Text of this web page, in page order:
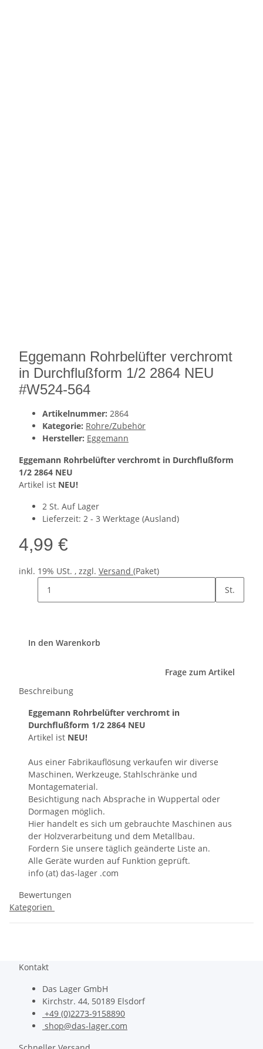
Eggemann Rohrbelüfter verchromt
in Durchflußform 1/2 2864 NEU
#W524-564
Artikelnummer: 2864
Kategorie: Rohre/Zubehör
Hersteller: Eggemann
Eggemann Rohrbelüfter verchromt in Durchflußform
1/2 2864 NEU
Artikel ist NEU!
2 St. Auf Lager
Lieferzeit: 2 - 3 Werktage (Ausland)
4,99 €
inkl. 19% USt. , zzgl. Versand (Paket)
St.
In den Warenkorb
Frage zum Artikel
Beschreibung
Eggemann Rohrbelüfter verchromt in
Durchflußform 1/2 2864 NEU
Artikel ist NEU!
Aus einer Fabrikauflösung verkaufen wir diverse
Maschinen, Werkzeuge, Stahlschränke und
Montagematerial.
Besichtigung nach Absprache in Wuppertal oder
Dormagen möglich.
Hier handelt es sich um gebrauchte Maschinen aus
der Holzverarbeitung und dem Metallbau.
Fordern Sie unsere täglich geänderte Liste an.
Alle Geräte wurden auf Funktion geprüft.
info (at) das-lager .com
Bewertungen
Kategorien
Kontakt
Das Lager GmbH
Kirchstr. 44, 50189 Elsdorf
+49 (0)2273-9158890
shop@das-lager.com